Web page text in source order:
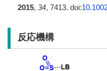
2015, 34, 7413. doi:
反応機構